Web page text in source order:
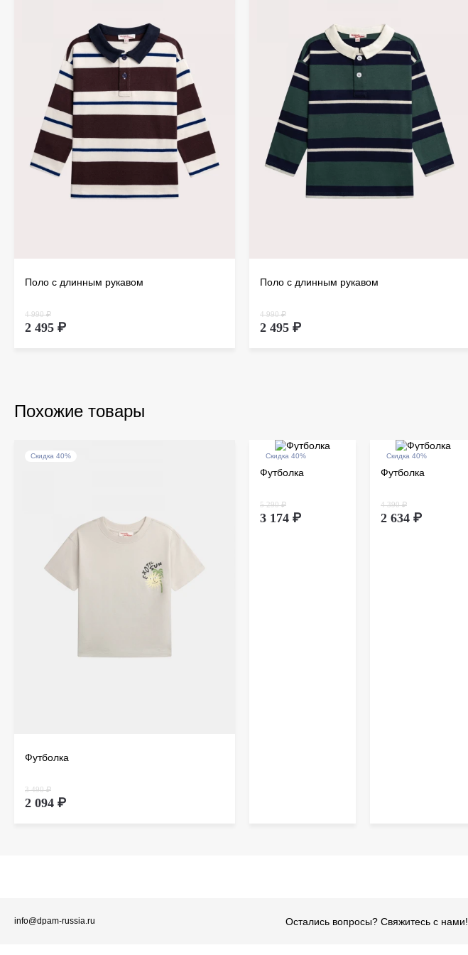
Поло с длинным рукавом
4 990 ₽
2 495 ₽
Поло с длинным рукавом
4 990 ₽
2 495 ₽
Похожие товары
Скидка 40%
Футболка
3 490 ₽
2 094 ₽
Скидка 40%
Футболка
5 290 ₽
3 174 ₽
Скидка 40%
Футболка
4 390 ₽
2 634 ₽
info@dpam-russia.ru Остались вопросы? Свяжитесь с нами!